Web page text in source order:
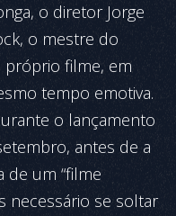
o diretor Jorge
o mestre do
próprio filme, em
tempo emotiva.
o lançamento
antes de a
de um “filme
necessário se soltar